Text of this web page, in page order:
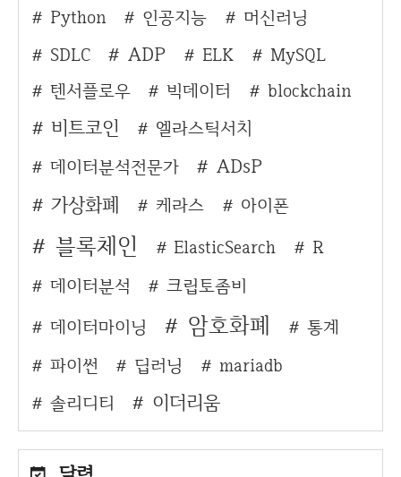
Python 인공지능
머신러닝
SDLC
ADP ELK
MySQL
텐서플로우
빅데이터 blockchain
비트코인
엘라스틱서치
데이터분석전문가
ADsP
가상화폐
케라스 아이폰
블록체인 ElasticSearch
R
데이터분석
크립토좀비
데이터마이닝
암호화폐
통계
파이썬
딥러닝
mariadb
솔리디티
이더리움